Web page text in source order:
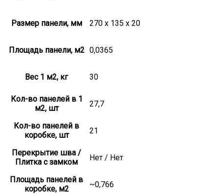
Размер панели, мм 270 x 135 x 20
Площадь панели, м2 0,0365
Вес 1 м2, кг 30
Кол-во панелей в 1
м2, шт
27,7
Кол-во панелей в
коробке, шт
21
Перекрытие шва /
Плитка с замком
Нет / Нет
Площадь панелей в
коробке, м2
~0,766